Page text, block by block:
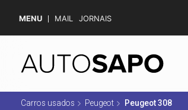
MENU MAIL JORNAIS
Carros usados Peugeot Peugeot 308